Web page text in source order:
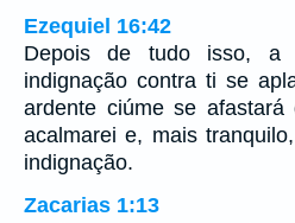
Ezequiel 16:42
Depois de tudo isso, a
indignação contra ti se
ardente ciúme se
acalmarei e, mais
indignação.
Zacarias 1:13